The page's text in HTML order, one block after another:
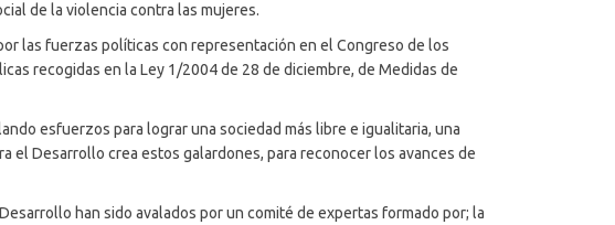
de la violencia contra las mujeres.
las fuerzas políticas con representación en el Congreso de los
recogidas en la Ley 1/2004 de 28 de diciembre, de Medidas de
esfuerzos para lograr una sociedad más libre e igualitaria, una
el Desarrollo crea estos galardones, para reconocer los avances de
han sido avalados por un comité de expertas formado por; la